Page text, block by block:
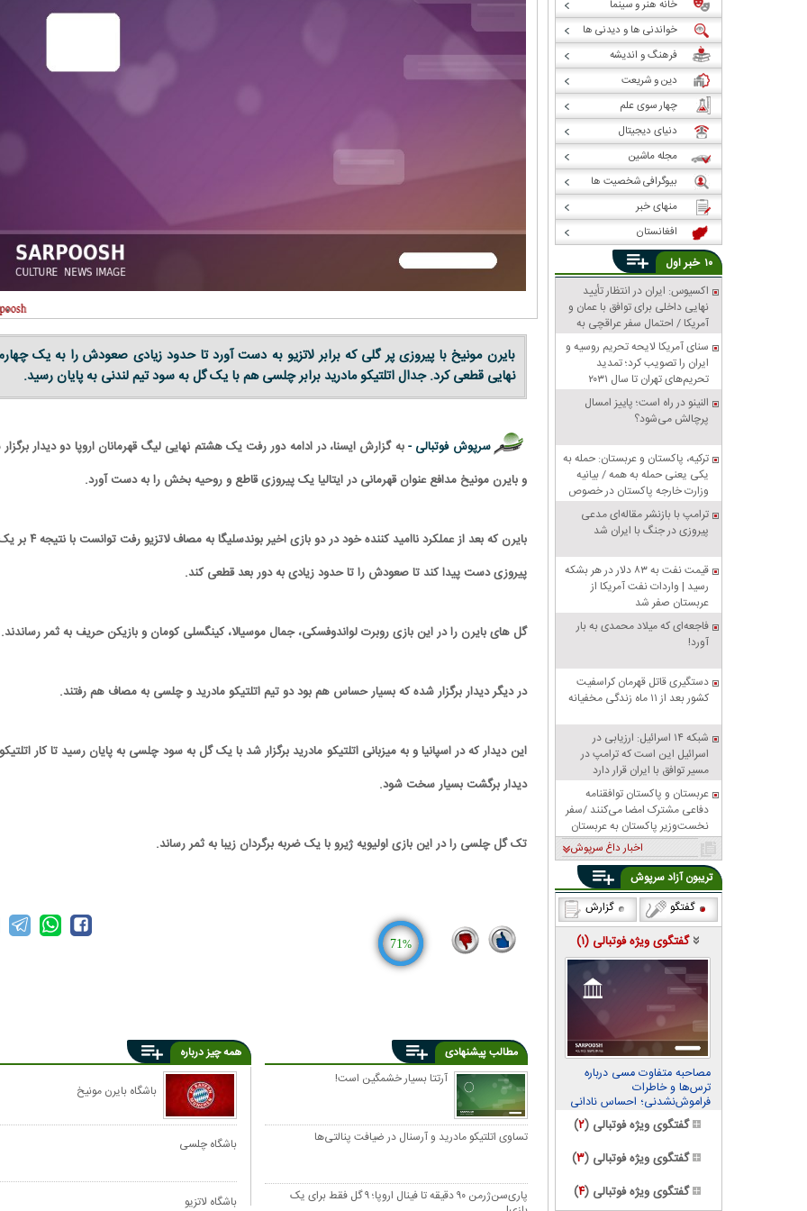
بایرن مونیخ با پیروزی پر گلی که برابر لاتزیو به دست آورد تا حدود زیادی صعودش را به یک
نهایی قطعی کرد. جدال اتلتیکو مادرید برابر چلسی هم با یک گل به سود تیم لندنی به پایان رسید.
سرپوش فوتبالی -به گزارش ایسنا، در ادامه دور رفت یک هشتم نهایی لیگ قهرمانان اروپا دو دیدار
و بایرن مونیخ مدافع عنوان قهرمانی در ایتالیا یک پیروزی قاطع و روحیه بخش را به دست آورد.
بایرن که بعد از عملکرد ناامید کننده خود در دو بازی اخیر
پیروزی دست پیدا کند تا صعودش را تا حدود زیادی به دور بعد قطعی کند.
گل های بایرن را در این بازی روبرت لواندوفسکی، جمال موسیالا، کینگسلی کومان و بازیکن حریف به ثمر رساندند.
در دیگر دیدار برگزار شده که بسیار حساس هم بود دو تیم اتلتیکو مادرید و چلسی به مصاف هم رفتند.
این دیدار که در اسپانیا و به میزبانی اتلتیکو مادرید برگزار شد با یک گل به سود چلسی به پایان رسید تا کار
دیدار برگشت بسیار سخت شود.
تک گل چلسی را در این بازی اولیویه ژیرو با یک ضربه برگردان زیبا به ثمر رساند.
71%
مطالب پیشنهادی
آرتتا بسیار خشمگین است!
تساوی اتلتیکو مادرید و آرسنال در ضیافت پنالتی‌ها
پاری‌سن‌ژرمن ۹۰ دقیقه تا فینال اروپا؛ ۹ گل فقط برای یک
همه چیز درباره
باشگاه بایرن مونیخ
باشگاه چلسی
باشگاه لاتزیو
خانه هنر و سینما
خواندنی ها و دیدنی ها
فرهنگ و اندیشه
دین و شریعت
چهار سوی علم
دنیای دیجیتال
مجله ماشین
بیوگرافی شخصیت ها
منهای خبر
افغانستان
۱۰ خبراول
اکسیوس: ایران در انتظار تأیید
نهایی داخلی برای توافق با عمان و
آمریکا / احتمال سفر عراقچی به
پاکستان
سنای آمریکا لایحه تحریم روسیه و
ایران را تصویب کرد؛ تمدید
تحریم‌های تهران تا سال ۲۰۳۱
النینو در راه است؛ پاییز امسال
پرچالش می‌شود؟
ترکیه، پاکستان و عربستان: حمله به
یکی یعنی حمله به همه / بیانیه
وزارت خارجه پاکستان در خصوص
پیمان دفاعی مشترک مکه
ترامپ با بازنشر مقاله‌ای مدعی
پیروزی در جنگ با ایران شد
قیمت نفت به ۸۳ دلار در هر بشکه
رسید | واردات نفت آمریکا از
عربستان صفر شد
فاجعه‌ای که میلاد محمدی به بار
آورد!
دستگیری قاتل قهرمان کراسفیت
کشور بعد از ۱۱ ماه زندگی مخفیانه
شبکه ۱۴ اسرائیل: ارزیابی در
اسرائیل این است که ترامپ در
مسیر توافق با ایران قرار دارد
عربستان و پاکستان توافقنامه
دفاعی مشترک امضا می‌کنند /سفر
نخست‌وزیر پاکستان به عربستان
اخبار داغ سرپوش
تریبون آزاد سرپوش
گفتگو
گزارش
گفتگوی ویژه فوتبالی (۱)
مصاحبه متفاوت مسی درباره
ترس‌ها و خاطرات
فراموش‌نشدنی؛ احساس نادانی
می‌کنمگفتگوی ویژه فوتبالی (۲)
گفتگوی ویژه فوتبالی (۳)
گفتگوی ویژه فوتبالی (۴)